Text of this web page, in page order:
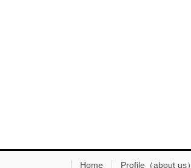
Home Profile（about us）